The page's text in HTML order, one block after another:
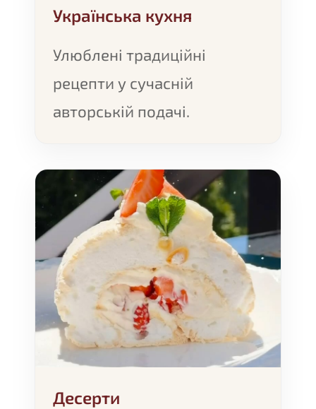
Українська кухня
Улюблені традиційні
рецепти у сучасній
авторській подачі.
Десерти